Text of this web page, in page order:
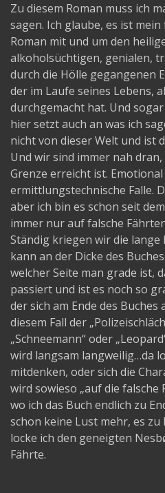
Zu diesem Roman muss ich
sagen. Ich glaube, es ist
Roman mit und um den
alkoholsüchtigen, genialen,
durch die Hölle gegangenen
der im Laufe seines Lebens,
durchgemacht hat. Und
hier setzt auch an was ich
nicht von dieser Welt und ist
Und wir sind immer nah
Grenze erreicht ist.
ermittlungstechnische Falle.
aber ich bin es schon seit
immer nur auf falsche
Ständig kriegen wir die lange
kann an der Dicke des
welcher Seite man grade ist,
passiert und ist es noch so
der sich am Ende des
diesem Fall der
„Schneemann“ oder
wird langsam langweilig…da
mitdenken, oder sich die
wird sowieso „auf die falsche
wo ich das Buch endlich zu
schon keine Lust mehr, es
locke ich den geneigten
Fährte.